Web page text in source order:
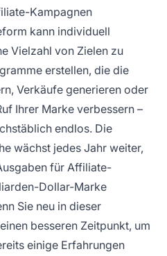
Kampagnen
kann individuell
Vielzahl von Zielen zu
erstellen, die die
Verkäufe generieren oder
Ihrer Marke verbessern –
endlos. Die
wächst jedes Jahr weiter,
für Affiliate-
Dollar-Marke
Sie neu in dieser
besseren Zeitpunkt, um
einige Erfahrungen